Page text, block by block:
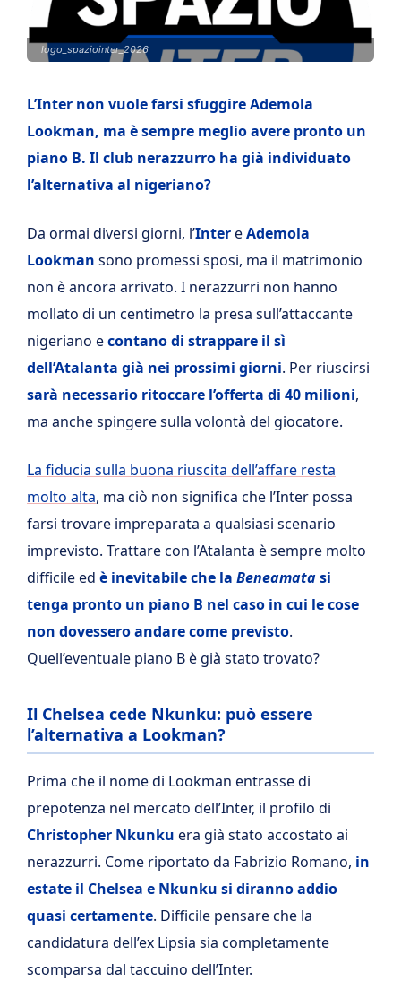
logo_spaziointer_2026
L’Inter non vuole farsi sfuggire Ademola
Lookman, ma è sempre meglio avere pronto un
piano B. Il club nerazzurro ha già individuato
l’alternativa al nigeriano?
Da ormai diversi giorni, l’IntereAdemola
Lookman sono promessi sposi, ma il matrimonio
non è ancora arrivato. I nerazzurri non hanno
mollato di un centimetro la presa sull’attaccante
nigeriano econtano di strappare il sì
dell’Atalanta già nei prossimi giorni. Per riuscirsi
sarà necessario ritoccare l’offerta di 40 milioni,
ma anche spingere sulla volontà del giocatore.
La fiducia sulla buona riuscita dell’affare resta
molto alta, ma ciò non significa che l’Inter possa
farsi trovare impreparata a qualsiasi scenario
imprevisto. Trattare con l’Atalanta è sempre molto
difficile ed è inevitabile che la Beneamatasi
tenga pronto un piano B nel caso in cui le cose
non dovessero andare come previsto.
Quell’eventuale piano B è già stato trovato?
Il Chelsea cede Nkunku: può essere
l’alternativa a Lookman?
Prima che il nome di Lookman entrasse di
prepotenza nel mercato dell’Inter, il profilo di
Christopher Nkunku era già stato accostato ai
nerazzurri. Come riportato da Fabrizio Romano, in
estate il Chelsea e Nkunku si diranno addio
quasi certamente. Difficile pensare che la
candidatura dell’ex Lipsia sia completamente
scomparsa dal taccuino dell’Inter.